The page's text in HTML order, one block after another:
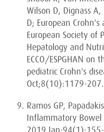
Wilson D, Dignass
D; European
European Society of
Hepatology and
ECCO/ESPGHAN
pediatric Crohn's
Oct;8(10):1179-207.
Ramos GP,
Inflammatory Bowel
2019